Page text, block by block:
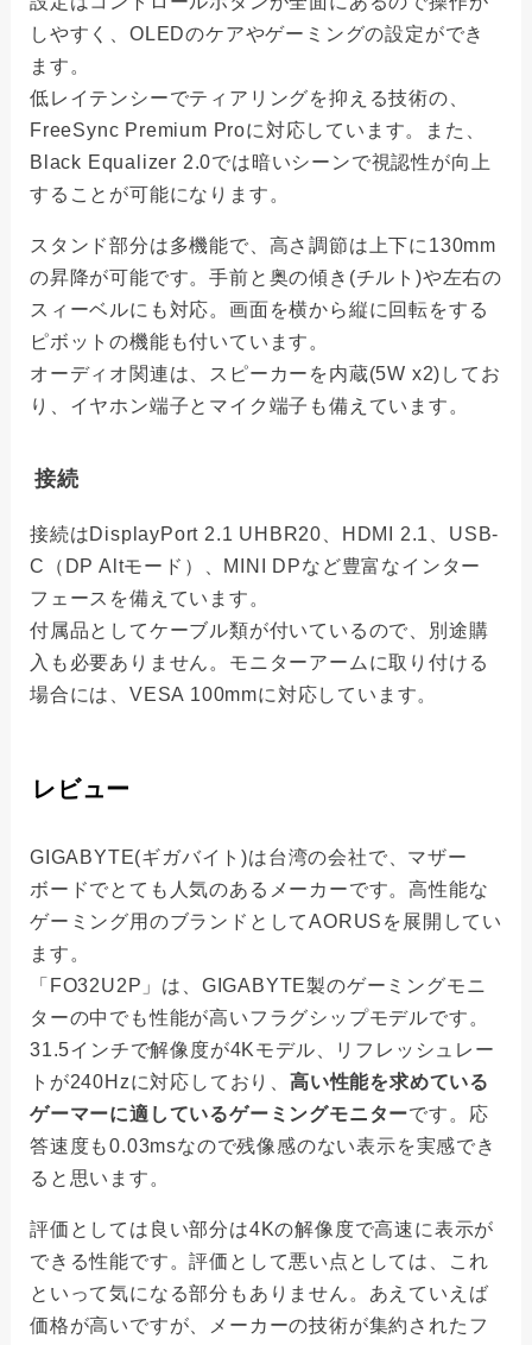
しやすく、OLEDのケアやゲーミングの設定ができ
ます。
低レイテンシーでティアリングを抑える技術の、
FreeSync Premium Proに対応しています。また、
Black Equalizer 2.0では暗いシーンで視認性が向上
することが可能になります。
スタンド部分は多機能で、高さ調節は上下に130mm
の昇降が可能です。手前と奥の傾き(チルト)や左右の
スィーベルにも対応。画面を横から縦に回転をする
ピボットの機能も付いています。
オーディオ関連は、スピーカーを内蔵(5W x2)してお
り、イヤホン端子とマイク端子も備えています。
接続
接続はDisplayPort 2.1 UHBR20、HDMI 2.1、USB-
C（DP Altモード）、MINI DPなど豊富なインター
フェースを備えています。
付属品としてケーブル類が付いているので、別途購
入も必要ありません。モニターアームに取り付ける
場合には、VESA 100mmに対応しています。
レビュー
GIGABYTE(ギガバイト)は台湾の会社で、マザー
ボードでとても人気のあるメーカーです。高性能な
ゲーミング用のブランドとしてAORUSを展開してい
ます。
「FO32U2P」は、GIGABYTE製のゲーミングモニ
ターの中でも性能が高いフラグシップモデルです。
31.5インチで解像度が4Kモデル、リフレッシュレー
トが240Hzに対応しており、 高い性能を求めている
ゲーマーに適しているゲーミングモニターです。応
答速度も0.03msなので残像感のない表示を実感でき
ると思います。
評価としては良い部分は4Kの解像度で高速に表示が
できる性能です。評価として悪い点としては、これ
といって気になる部分もありません。あえていえば
価格が高いですが、メーカーの技術が集約されたフ